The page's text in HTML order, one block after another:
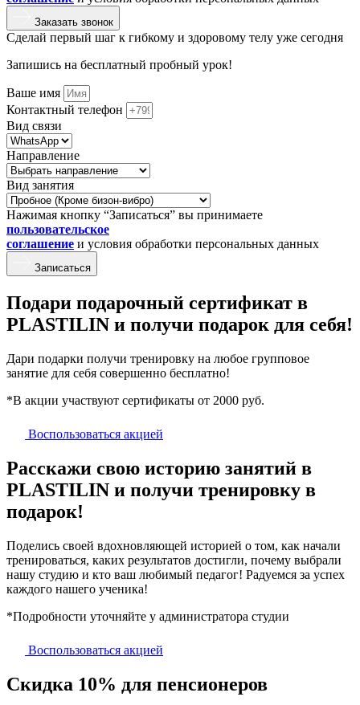
Заказать звонок
Сделай первый шаг к гибкому и здоровому телу уже сегодня
Запишись на бесплатный пробный урок!
Ваше имя
Контактный телефон
Вид связи
Направление
Вид занятия
Нажимая кнопку “Записаться” вы принимаете
пользовательское
соглашение и условия обработки персональных данных
Записаться
Подари подарочный сертификат в
PLASTILIN и получи подарок для себя!
Дари подарки получи тренировку на любое групповое
занятие для себя совершенно бесплатно!
*В акции участвуют сертификаты от 2000 руб.
Воспользоваться акцией
Расскажи свою историю занятий в
PLASTILIN и получи тренировку в
подарок!
Поделись своей вдохновляющей историей о том, как начали
тренироваться, каких результатов достигли, почему выбрали
нашу студию и кто ваш любимый педагог! Радуемся за успех
каждого нашего ученика!
*Подробности уточняйте у администратора студии
Воспользоваться акцией
Скидка 10% для пенсионеров